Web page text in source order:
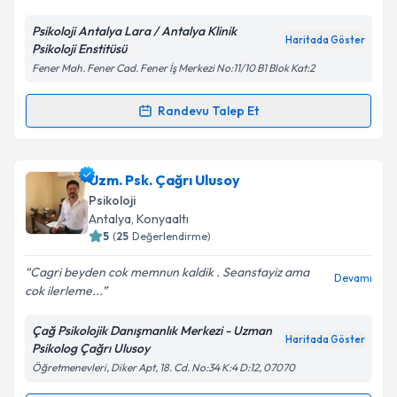
Kişisel verilerimin işlenmesine ilişkin
Aydınlatma
Metni'ni okudum ve kişisel verilerimin belirtilen
kapsamda işlenmesini kabul ediyorum.
Takvim Talebini Gönder
Psikoloji Antalya Lara / Antalya Klinik
Psikoloji Enstitüsü
Haritada Göster
Fener Mah. Fener Cad. Fener İş Merkezi No:11/10 B1 Blok Kat:2
Randevu Talep Et
Randevu Takvimi Talebi
Klinik Psikolog Seren Akmaniçin randevu takvimi
talebi oluşturun. Size bu uzmandan randevu almanız
için bir takvim hazırlandığında e-posta ile
bilgilendireceğiz.
E-posta Adresiniz
Kişisel verilerimin işlenmesine ilişkin
Metni'ni okudum ve kişisel verilerimin belirtilen
kapsamda işlenmesini kabul ediyorum.
Uzm. Psk. Çağrı Ulusoy
Psikoloji
Antalya, Konyaaltı
5 (25 Değerlendirme)
Cagri beyden cok memnun kaldik . Seanstayiz ama
cok ilerleme...
Devamı
Çağ Psikolojik Danışmanlık Merkezi - Uzman
Psikolog Çağrı Ulusoy
Haritada Göster
Öğretmenevleri, Diker Apt, 18. Cd. No:34 K:4 D:12, 07070